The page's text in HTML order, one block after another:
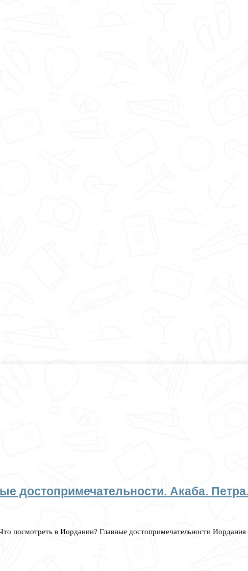
достопримечательности. Акаба.
посмотреть в Иордании? Главные достопримечательности Иордания